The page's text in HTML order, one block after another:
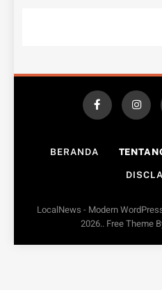
BERANDA
LocalNews - Modern
2026.. Free Theme